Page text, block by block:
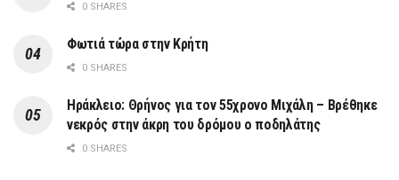
0 SHARES
Φωτιά τώρα στην Κρήτη
0 SHARES
Ηράκλειο: Θρήνος για τον 55χρονο Μιχάλη – Βρέθηκε
νεκρός στην άκρη του δρόμου ο ποδηλάτης
0 SHARES